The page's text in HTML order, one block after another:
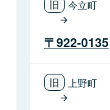
今立町
922-0135
上野町